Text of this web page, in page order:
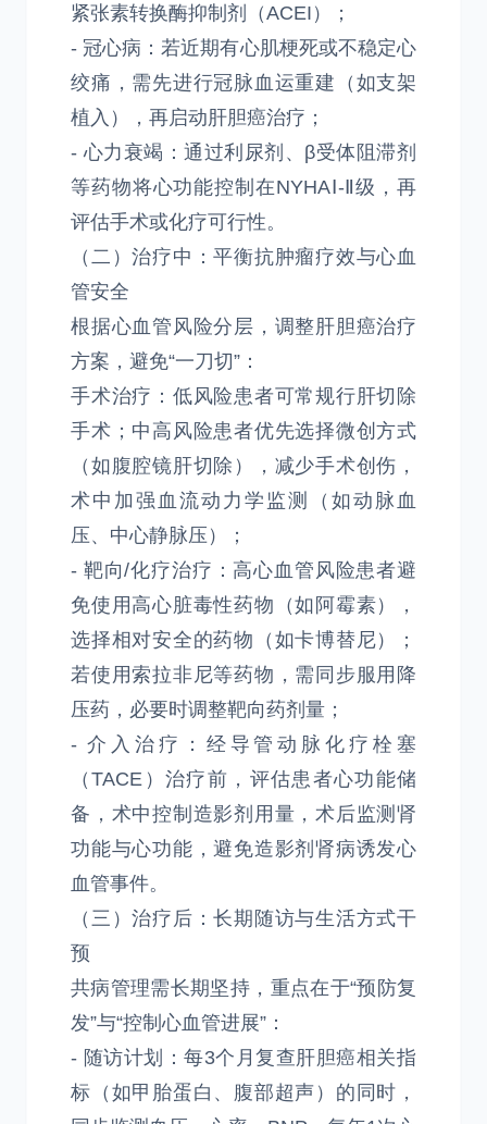
紧张素转换酶抑制剂（ACEI）；
- 冠心病：若近期有心肌梗死或不稳定心
绞痛，需先进行冠脉血运重建（如支架
植入），再启动肝胆癌治疗；
- 心力衰竭：通过利尿剂、β受体阻滞剂
等药物将心功能控制在NYHAⅠ-Ⅱ级，再
评估手术或化疗可行性。
（二）治疗中：平衡抗肿瘤疗效与心血
管安全
根据心血管风险分层，调整肝胆癌治疗
方案，避免“一刀切”：
手术治疗：低风险患者可常规行肝切除
手术；中高风险患者优先选择微创方式
（如腹腔镜肝切除），减少手术创伤，
术中加强血流动力学监测（如动脉血
压、中心静脉压）；
- 靶向/化疗治疗：高心血管风险患者避
免使用高心脏毒性药物（如阿霉素），
选择相对安全的药物（如卡博替尼）；
若使用索拉非尼等药物，需同步服用降
压药，必要时调整靶向药剂量；
- 介入治疗：经导管动脉化疗栓塞
（TACE）治疗前，评估患者心功能储
备，术中控制造影剂用量，术后监测肾
功能与心功能，避免造影剂肾病诱发心
血管事件。
（三）治疗后：长期随访与生活方式干
预
共病管理需长期坚持，重点在于“预防复
发”与“控制心血管进展”：
- 随访计划：每3个月复查肝胆癌相关指
标（如甲胎蛋白、腹部超声）的同时，